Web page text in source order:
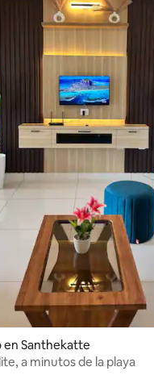
en Santhekatte
a minutos de la playa